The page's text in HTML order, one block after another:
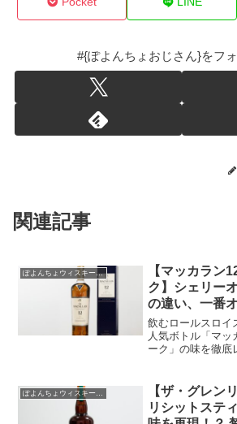
#{ぽよんちょおじさん}をフ
関連記事
ぽよんちょウィスキーレビュー
【マッカラン
ク】シェリー
の違い、一番
は。
飲むロールスロイ
人気ボトル「マッ
ーク」の味を徹
ンのスタンダード
評価を大公開！
ぽよんちょウィスキーレビュー
【ザ・グレン
リシットステ